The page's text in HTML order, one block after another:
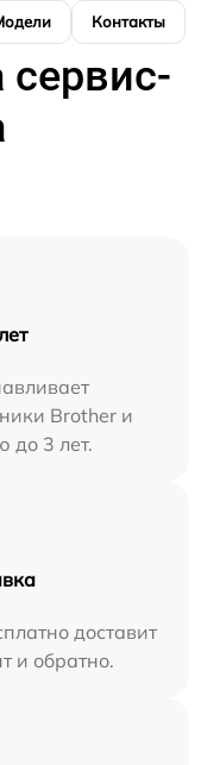
Контакты
Brother и
до 3 лет.
доставит
и обратно.